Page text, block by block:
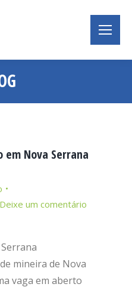
está aqui:
Nova Serrana
Deixe um comentário
mineira de Nova
vaga em aberto